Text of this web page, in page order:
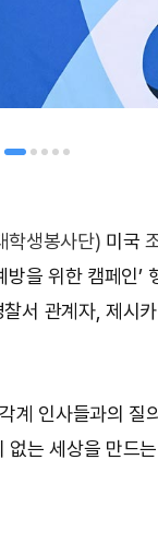
학생봉사단) 미국
방을 위한 캠페인’
서 관계자, 제시
계 인사들과의 질
는 세상을 만드